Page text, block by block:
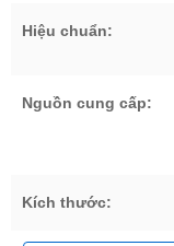
Hiệu chuẩn:
Nguồn cung cấp:
Kích thước: